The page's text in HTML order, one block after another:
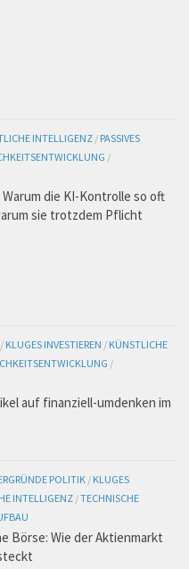
INTELLIGENZ / PASSIVES
/
die KI-Kontrolle so oft
sie trotzdem Pflicht
/ KLUGES INVESTIEREN / KÜNSTLICHE
/
auf finanziell-umdenken im
POLITIK / KLUGES
INTELLIGENZ /TECHNISCHE
Börse: Wie der Aktienmarkt